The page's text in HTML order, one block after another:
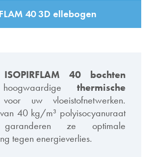
40 3D ellebogen
40 bochten
thermische
voor uw vloeistofnetwerken.
40 kg/m³ polyisocyanuraat
garanderen ze optimale
tegen energieverlies.